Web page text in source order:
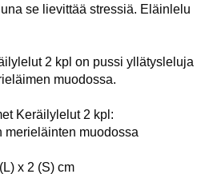
se lievittää stressiä. Eläinlelu
2 kpl on pussi yllätysleluja
muodossa.
Keräilylelut 2 kpl:
muodossa
x 2 (S) cm